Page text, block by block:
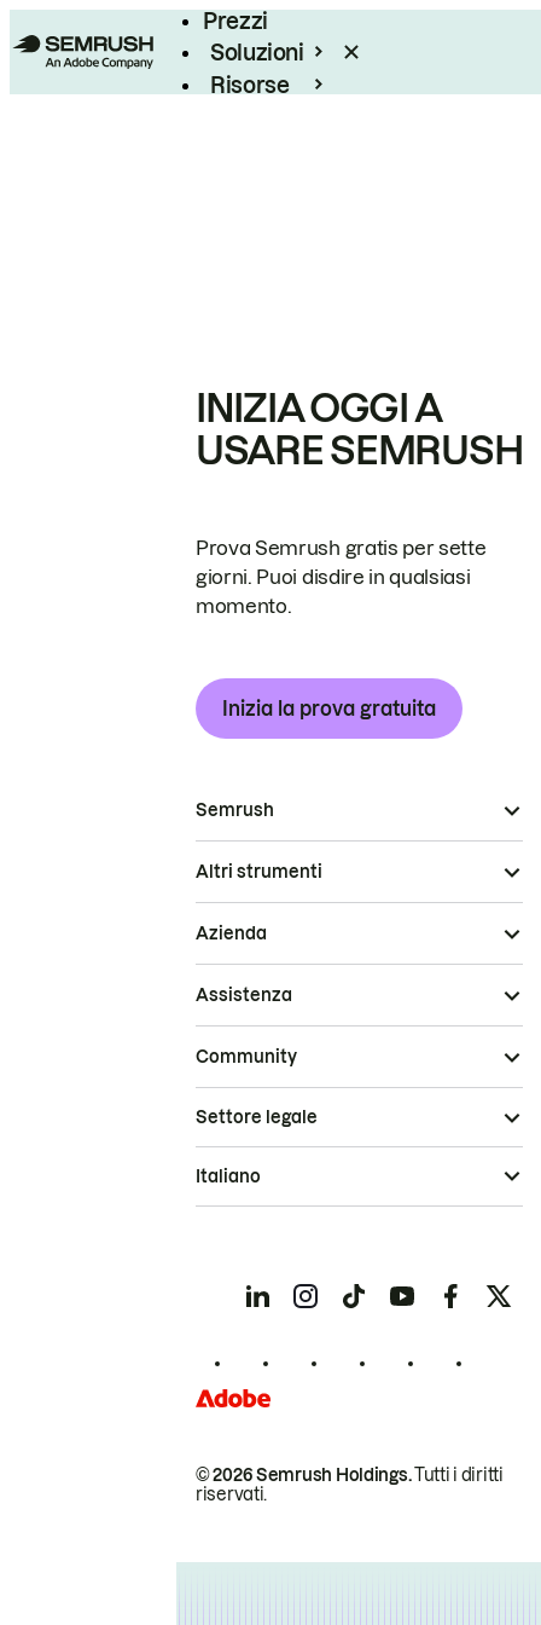
Prezzi
Soluzioni
Risorse
INIZIA OGGI A
USARE SEMRUSH
Prova Semrush gratis per sette
giorni. Puoi disdire in qualsiasi
momento.
Inizia la prova gratuita
Semrush
Altri strumenti
Azienda
Assistenza
Community
© 2026 Semrush Holdings.Tutti i diritti
riservati.
Settore legale
Italiano